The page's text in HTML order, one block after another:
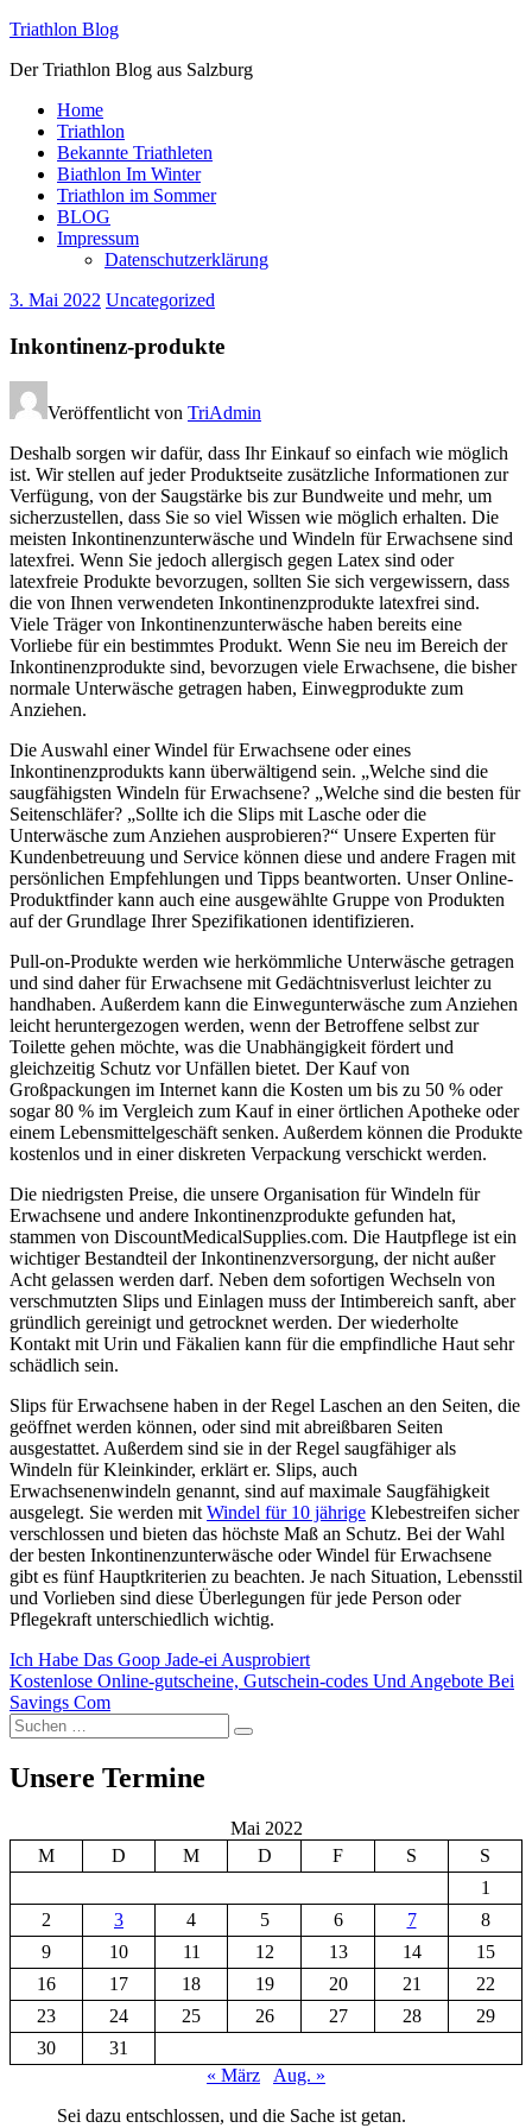
Zum
springen
Triathlon Blog
Der Triathlon Blog aus Salzburg
Home
Triathlon
Bekannte Triathleten
Biathlon Im Winter
Triathlon im Sommer
BLOG
Impressum
Datenschutzerklärung
3. Mai 2022 Uncategorized
Inkontinenz-produkte
Veröffentlicht von TriAdmin
Deshalb sorgen wir dafür, dass Ihr Einkauf so einfach wie möglich
ist. Wir stellen auf jeder Produktseite zusätzliche Informationen zur
Verfügung, von der Saugstärke bis zur Bundweite und mehr, um
sicherzustellen, dass Sie so viel Wissen wie möglich erhalten. Die
meisten Inkontinenzunterwäsche und Windeln für Erwachsene sind
latexfrei. Wenn Sie jedoch allergisch gegen Latex sind oder
latexfreie Produkte bevorzugen, sollten Sie sich vergewissern, dass
die von Ihnen verwendeten Inkontinenzprodukte latexfrei sind.
Viele Träger von Inkontinenzunterwäsche haben bereits eine
Vorliebe für ein bestimmtes Produkt. Wenn Sie neu im Bereich der
Inkontinenzprodukte sind, bevorzugen viele Erwachsene, die bisher
normale Unterwäsche getragen haben, Einwegprodukte zum
Anziehen.
Die Auswahl einer Windel für Erwachsene oder eines
Inkontinenzprodukts kann überwältigend sein. „Welche sind die
saugfähigsten Windeln für Erwachsene? „Welche sind die besten für
Seitenschläfer? „Sollte ich die Slips mit Lasche oder die
Unterwäsche zum Anziehen ausprobieren?“ Unsere Experten für
Kundenbetreuung und Service können diese und andere Fragen mit
persönlichen Empfehlungen und Tipps beantworten. Unser Online-
Produktfinder kann auch eine ausgewählte Gruppe von Produkten
auf der Grundlage Ihrer Spezifikationen identifizieren.
Pull-on-Produkte werden wie herkömmliche Unterwäsche getragen
und sind daher für Erwachsene mit Gedächtnisverlust leichter zu
handhaben. Außerdem kann die Einwegunterwäsche zum Anziehen
leicht heruntergezogen werden, wenn der Betroffene selbst zur
Toilette gehen möchte, was die Unabhängigkeit fördert und
gleichzeitig Schutz vor Unfällen bietet. Der Kauf von
Großpackungen im Internet kann die Kosten um bis zu 50 % oder
sogar 80 % im Vergleich zum Kauf in einer örtlichen Apotheke oder
einem Lebensmittelgeschäft senken. Außerdem können die Produkte
kostenlos und in einer diskreten Verpackung verschickt werden.
Die niedrigsten Preise, die unsere Organisation für Windeln für
Erwachsene und andere Inkontinenzprodukte gefunden hat,
stammen von DiscountMedicalSupplies.com. Die Hautpflege ist ein
wichtiger Bestandteil der Inkontinenzversorgung, der nicht außer
Acht gelassen werden darf. Neben dem sofortigen Wechseln von
verschmutzten Slips und Einlagen muss der Intimbereich sanft, aber
gründlich gereinigt und getrocknet werden. Der wiederholte
Kontakt mit Urin und Fäkalien kann für die empfindliche Haut sehr
schädlich sein.
Slips für Erwachsene haben in der Regel Laschen an den Seiten, die
geöffnet werden können, oder sind mit abreißbaren Seiten
ausgestattet. Außerdem sind sie in der Regel saugfähiger als
Windeln für Kleinkinder, erklärt er. Slips, auch
Erwachsenenwindeln genannt, sind auf maximale Saugfähigkeit
ausgelegt. Sie werden mitWindel für 10 jährige Klebestreifen sicher
verschlossen und bieten das höchste Maß an Schutz. Bei der Wahl
der besten Inkontinenzunterwäsche oder Windel für Erwachsene
gibt es fünf Hauptkriterien zu beachten. Je nach Situation, Lebensstil
und Vorlieben sind diese Überlegungen für jede Person oder
Pflegekraft unterschiedlich wichtig.
Beitragsnavigation
Vorheriger
Beitrag:
Ich Habe Das Goop Jade-ei Ausprobiert
Nächster
Beitrag:
Kostenlose Online-gutscheine, Gutschein-codes Und Angebote Bei
Savings Com
Suchen
nach:
Suchen
Unsere Termine
Mai 2022
M
D M D F S
S
1
2
3 4 5 6 7
8
9
10 11 12 13 14
15
16
17 18 19 20 21
22
23
24 25 26 27 28
29
30
31
« März
Aug. »
Sei dazu entschlossen, und die Sache ist getan.